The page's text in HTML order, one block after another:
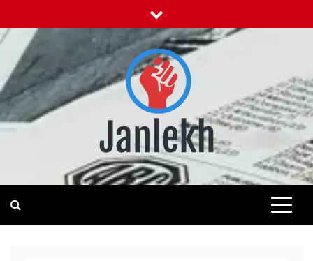
to
content
News for Public